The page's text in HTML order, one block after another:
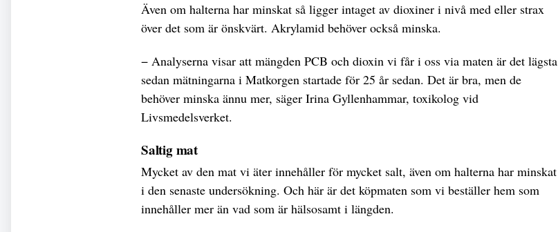
Även om halterna har minskat så ligger intaget av dioxiner i nivå med eller strax
över det som är önskvärt. Akrylamid behöver också minska.
− Analyserna visar att mängden PCB och dioxin vi får i oss via maten är det lägsta
sedan mätningarna i Matkorgen startade för 25 år sedan. Det är bra, men de
behöver minska ännu mer, säger Irina Gyllenhammar, toxikolog vid
Livsmedelsverket.
Saltig mat
Mycket av den mat vi äter innehåller för mycket salt, även om halterna har minskat
i den senaste undersökning. Och här är det köpmaten som vi beställer hem som
innehåller mer än vad som är hälsosamt i längden.